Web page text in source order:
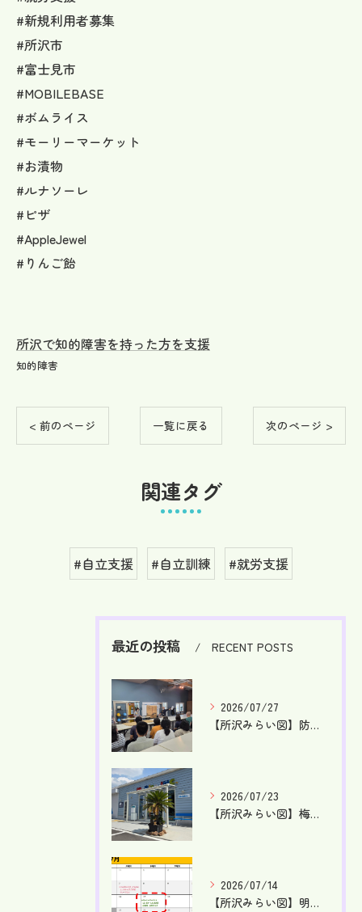
#新規利用者募集
#所沢市
#富士見市
#MOBILEBASE
#ボムライス
#モーリーマーケット
#お漬物
#ルナソーレ
#ピザ
#AppleJewel
#りんご飴
所沢で知的障害を持った方を支援
知的障害
< 前のページ 一覧に戻る 次のページ >
関連タグ
#自立支援 #自立訓練 #就労支援
最近の投稿 RECENT POSTS
2026/07/27
【所沢みらい図】防災訓練を行ないました！【就労支援】【東所沢...
2026/07/23
【所沢みらい図】梅雨が明け、本格的な夏です！【就労支援】【東...
2026/07/14
【所沢みらい図】明日はケータリングDAY！【就労支援】【東所...